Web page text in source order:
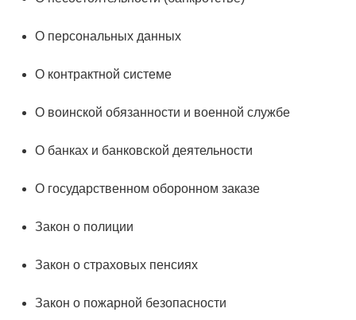
О персональных данных
О контрактной системе
О воинской обязанности и военной службе
О банках и банковской деятельности
О государственном оборонном заказе
Закон о полиции
Закон о страховых пенсиях
Закон о пожарной безопасности